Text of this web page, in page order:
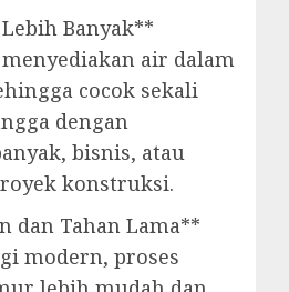
Banyak**
air dalam
cocok sekali
dengan
bisnis, atau
konstruksi.
dan Tahan Lama**
modern, proses